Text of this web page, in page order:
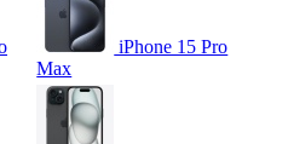
iPhone 15 Pro
Max